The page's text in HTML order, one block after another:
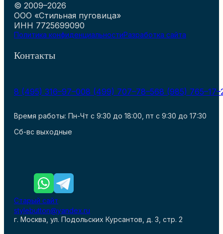
© 2009–2026
ООО «Стильная пуговица»
ИНН 7725699090
Политика конфиденциальностиРазработка сайта
Контакты
8 (495) 316–97–008 (499) 707–78–568 (985)
Время работы: Пн-Чт с 9:30 до 18:00, пт с 9:30 до 17:30
Сб-вс выходные
Старый сайт
stylebutton@yandex.ru
г. Москва, ул. Подольских Курсантов, д. 3, стр. 2